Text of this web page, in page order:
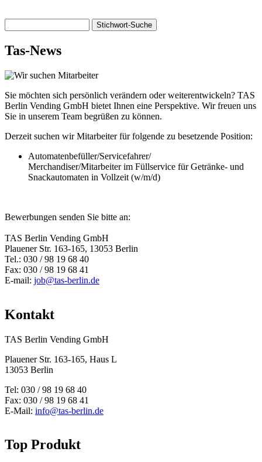
Suche
Tas-News
Sie möchten sich persönlich verändern oder weiterentwickeln? TAS
Berlin Vending GmbH bietet Ihnen eine Perspektive. Wir freuen uns
Sie in unserem Team begrüßen zu können.
Derzeit suchen wir Mitarbeiter für folgende zu besetzende Position:
Automatenbefüller/Servicefahrer/
Merchandiser/Mitarbeiter im Füllservice für Getränke- und
Snackautomaten in Vollzeit (w/m/d)
Bewerbungen senden Sie bitte an:
TAS Berlin Vending GmbH
Plauener Str. 163-165, 13053 Berlin
Tel.: 030 / 98 19 68 40
Fax: 030 / 98 19 68 41
E-mail: job@tas-berlin.de
Kontakt
TAS Berlin Vending GmbH
Plauener Str. 163-165, Haus L
13053 Berlin
Tel: 030 / 98 19 68 40
Fax: 030 / 98 19 68 41
E-Mail: info@tas-berlin.de
Top Produkt